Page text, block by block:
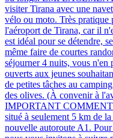
visiter Tirana avec une
vélo ou moto. Très pratique
l'aéroport de Tirana, car il
est idéal pour se détendre,
même faire de courtes
séjourner 4 nuits, vous n'en
ouverts aux jeunes
de petites tâches au
des olives. (À convenir à
IMPORTANT COMMENT
situé à seulement 5 km de
nouvelle autoroute A1.